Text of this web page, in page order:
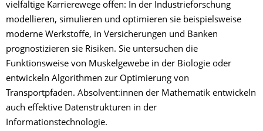
vielfältige Karrierewege offen: In der Industrieforschung
modellieren, simulieren und optimieren sie beispielsweise
moderne Werkstoffe, in Versicherungen und Banken
prognostizieren sie Risiken. Sie untersuchen die
Funktionsweise von Muskelgewebe in der Biologie oder
entwickeln Algorithmen zur Optimierung von
Transportpfaden. Absolvent:innen der Mathematik entwickeln
auch effektive Datenstrukturen in der
Informationstechnologie.